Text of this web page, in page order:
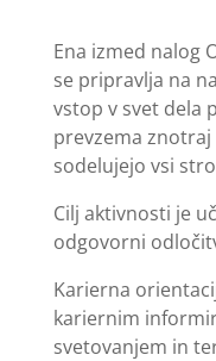
Ena izmed nalog
se pripravlja na
vstop v svet dela
prevzema
sodelujejo vsi
Cilj aktivnosti je
odgovorni
Karierna
kariernim
svetovanjem in